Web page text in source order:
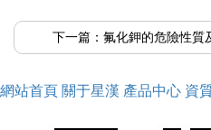
下一篇：氟化鉀的危險性質
網站首頁 關于星漢 產品中心 資